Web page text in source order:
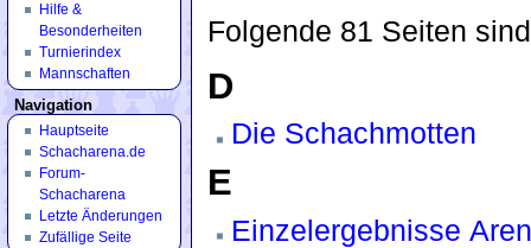
Folgende 81 Seiten
D
Die Schachmotten
E
Einzelergebnisse
Hilfe &
Besonderheiten
Turnierindex
Mannschaften
Navigation
Hauptseite
Schacharena.de
Forum-
Schacharena
Letzte Änderungen
Zufällige Seite